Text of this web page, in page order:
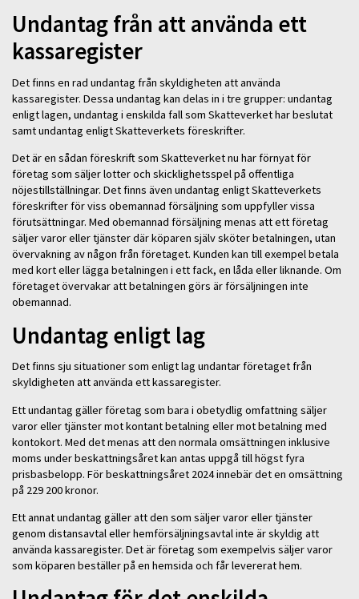
Undantag från att använda ett
kassaregister
Det finns en rad undantag från skyldigheten att använda
kassaregister. Dessa undantag kan delas in i tre grupper: undantag
enligt lagen, undantag i enskilda fall som Skatteverket har beslutat
samt undantag enligt Skatteverkets föreskrifter.
Det är en sådan föreskrift som Skatteverket nu har förnyat för
företag som säljer lotter och skicklighetsspel på offentliga
nöjestillställningar. Det finns även undantag enligt Skatteverkets
föreskrifter för viss obemannad försäljning som uppfyller vissa
förutsättningar. Med obemannad försäljning menas att ett företag
säljer varor eller tjänster där köparen själv sköter betalningen, utan
övervakning av någon från företaget. Kunden kan till exempel betala
med kort eller lägga betalningen i ett fack, en låda eller liknande. Om
företaget övervakar att betalningen görs är försäljningen inte
obemannad.
Undantag enligt lag
Det finns sju situationer som enligt lag undantar företaget från
skyldigheten att använda ett kassaregister.
Ett undantag gäller företag som bara i obetydlig omfattning säljer
varor eller tjänster mot kontant betalning eller mot betalning med
kontokort. Med det menas att den normala omsättningen inklusive
moms under beskattningsåret kan antas uppgå till högst fyra
prisbasbelopp. För beskattningsåret 2024 innebär det en omsättning
på 229 200 kronor.
Ett annat undantag gäller att den som säljer varor eller tjänster
genom distansavtal eller hemförsäljningsavtal inte är skyldig att
använda kassaregister. Det är företag som exempelvis säljer varor
som köparen beställer på en hemsida och får levererat hem.